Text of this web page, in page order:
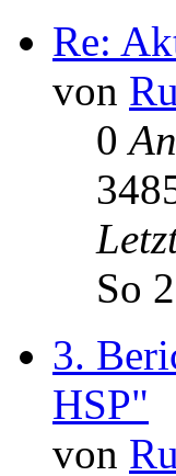
Re:
von
0
So
3.
HSP"
von